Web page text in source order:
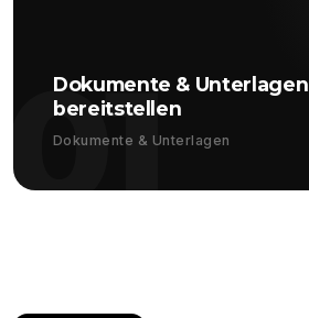
01
Dokumente & Unterlagen
bereitstellen
Dokumente & Unterlagen